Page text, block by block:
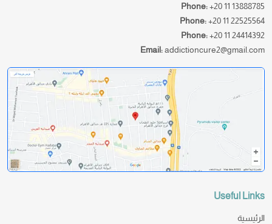
Phone:+20 11 13888785
Phone:+20 11 22525564
Phone:+20 11 24414392
Email:addictioncure2@gmail.com
Useful Links
الرئيسية